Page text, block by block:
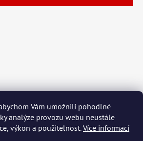
Vám umožnili pohodlné
analýze provozu webu neustále
výkon a použitelnost.Více informací